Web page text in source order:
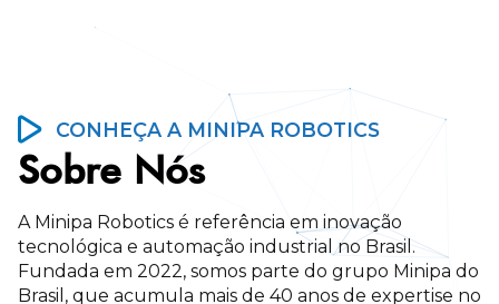
CONHEÇA A MINIPA ROBOTICS
Sobre Nós
A Minipa Robotics é referência em inovação
tecnológica e automação industrial no Brasil.
Fundada em 2022, somos parte do grupo Minipa do
Brasil, que acumula mais de 40 anos de expertise no